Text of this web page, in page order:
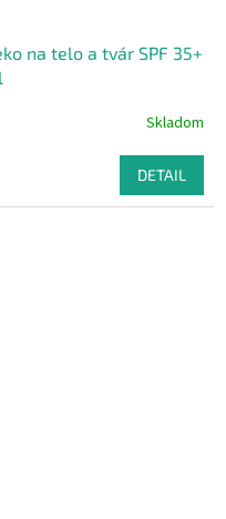
na telo a tvár SPF 35+
Skladom
DETAIL